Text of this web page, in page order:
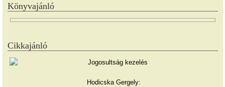
Könyvajánló
Cikkajánló
Hodicska Gergely: